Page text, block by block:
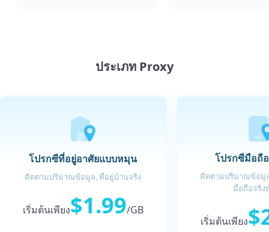
ประเภท Proxy
โปรกซีที่อยู่อาศัยแบบหมุน
คิดตามปริมาณข้อมูล, ที่อยู่บ้านจริง
เริ่มต้นเพียง$1.99/GB
โปรกซีมือถื
คิดตามปริมาณข้อมู
มือถือจริง
เริ่มต้นเพียง